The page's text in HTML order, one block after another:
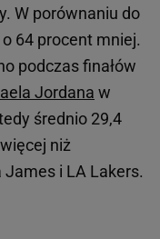
W porównaniu do
64 procent mniej.
podczas finałów
Jordana w
średnio 29,4
niż
i LA Lakers.